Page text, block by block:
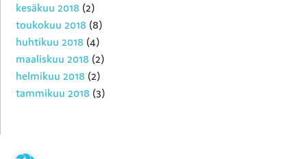
kesäkuu 2018 (2)
toukokuu 2018 (8)
huhtikuu 2018 (4)
maaliskuu 2018 (2)
helmikuu 2018 (2)
tammikuu 2018 (3)